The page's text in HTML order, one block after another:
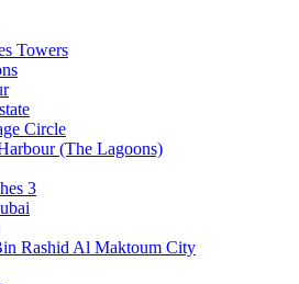
Towers
Circle
(The Lagoons)
3
Rashid Al Maktoum City